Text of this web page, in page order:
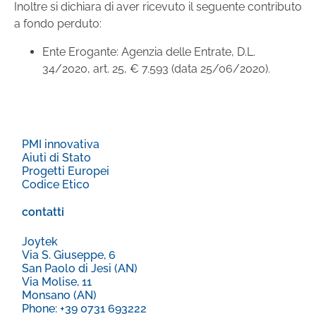
Inoltre si dichiara di aver ricevuto il seguente contributo
a fondo perduto:
Ente Erogante: Agenzia delle Entrate, D.L.
34/2020, art. 25, € 7.593 (data 25/06/2020).
PMI innovativa
Aiuti di Stato
Progetti Europei
Codice Etico
contatti
Joytek
Via S. Giuseppe, 6
San Paolo di Jesi (AN)
Via Molise, 11
Monsano (AN)
Phone: +39 0731 693222